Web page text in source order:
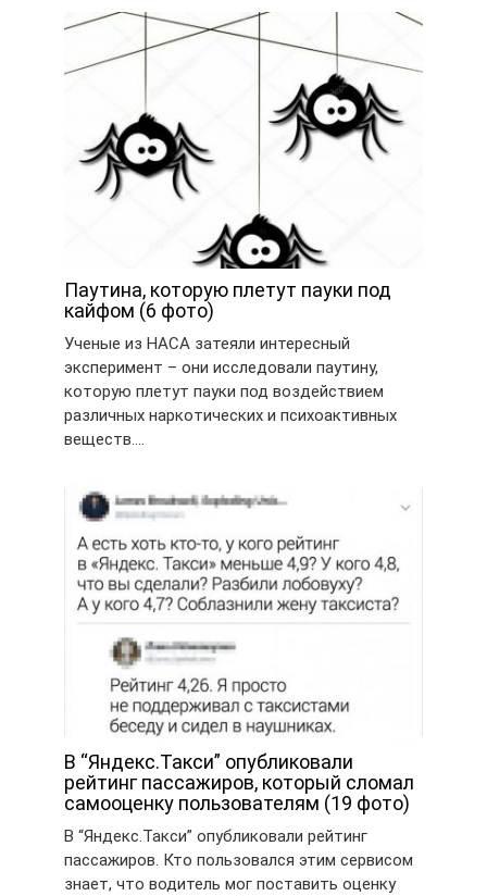
Паутина, которую плетут пауки под
кайфом (6 фото)
Ученые из НАСА затеяли интересный
эксперимент – они исследовали паутину,
которую плетут пауки под воздействием
различных наркотических и психоактивных
веществ….
В “Яндекс.Такси” опубликовали
рейтинг пассажиров, который сломал
самооценку пользователям (19 фото)
В “Яндекс.Такси” опубликовали рейтинг
пассажиров. Кто пользовался этим сервисом
знает, что водитель мог поставить оценку